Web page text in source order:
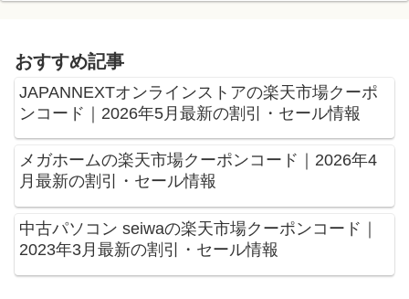
おすすめ記事
JAPANNEXTオンラインストアの楽天市場クーポ
ンコード｜2026年5月最新の割引・セール情報
メガホームの楽天市場クーポンコード｜2026年4
月最新の割引・セール情報
中古パソコン seiwaの楽天市場クーポンコード｜
2023年3月最新の割引・セール情報